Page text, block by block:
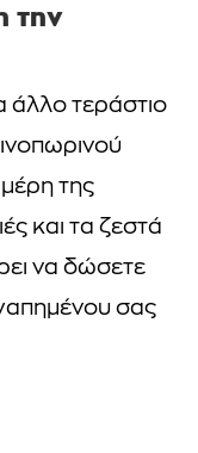
την
άλλο τεράστιο
της
και τα ζεστά
να δώσετε
σας